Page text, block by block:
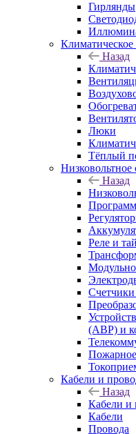
Гирлянды
Климатическое
Назад
Люки
Тёплый
Низковольтное
Назад
Реле и
Счетчики
(АВР) и
Кабели и
Назад
Кабели и
Кабели
Провода